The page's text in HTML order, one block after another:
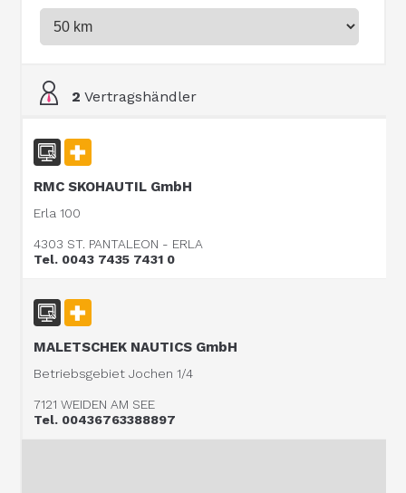
2 Vertragshändler
RMC SKOHAUTIL GmbH
Erla 100
4303 ST. PANTALEON - ERLA
Tel. 0043 7435 7431 0
MALETSCHEK NAUTICS GmbH
Betriebsgebiet Jochen 1/4
7121 WEIDEN AM SEE
Tel. 00436763388897